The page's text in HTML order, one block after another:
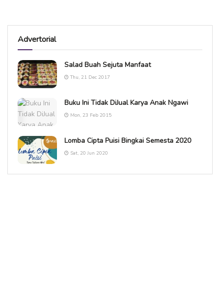
Advertorial
Salad Buah Sejuta Manfaat
Thu, 21 Dec 2017
Buku Ini Tidak DiJual Karya Anak Ngawi
Mon, 23 Feb 2015
Lomba Cipta Puisi Bingkai Semesta 2020
Sat, 20 Jun 2020